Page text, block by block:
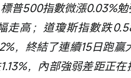
普500指數微漲0.03%
走高；道瓊斯指數跌
，終結了連續15日跑贏
，內部強弱差距正